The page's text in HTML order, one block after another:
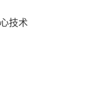
技术